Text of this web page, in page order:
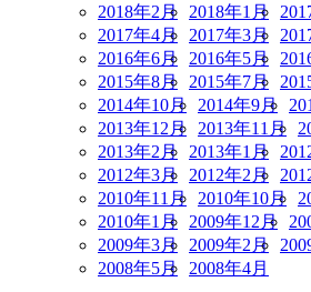
2018年2月
2018年1月
2017年4月
2017年3月
2016年6月
2016年5月
2015年8月
2015年7月
2014年10月
2014年9月
2013年12月
2013年11月
2013年2月
2013年1月
2012年3月
2012年2月
2010年11月
2010年10月
2010年1月
2009年12月
2009年3月
2009年2月
2008年5月
2008年4月